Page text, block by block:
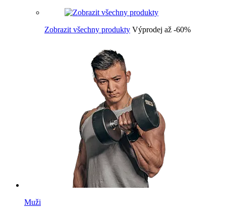
Zobrazit všechny produkty Výprodej až -60%
Muži